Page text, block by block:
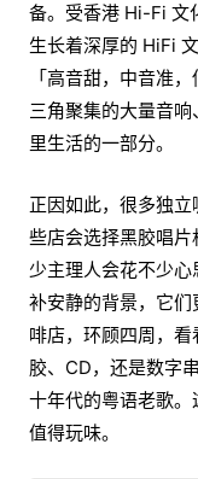
备。受香港 Hi-Fi 文
生长着深厚的 HiFi
「高音甜，中音准
三角聚集的大量音
里生活的一部分。
正因如此，很多独
些店会选择黑胶唱
少主理人会花不少
补安静的背景，它
啡店，环顾四周，
胶、CD，还是数字
十年代的粤语老歌
值得玩味。